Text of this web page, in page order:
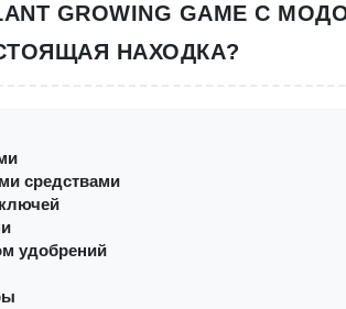
GROWING GAME С
НАХОДКА?
средствами
удобрений